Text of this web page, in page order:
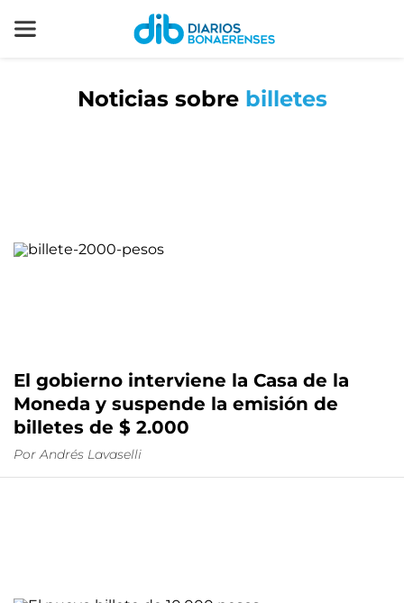
Noticias sobre billetes
El gobierno interviene la Casa de la
Moneda y suspende la emisión de
billetes de $ 2.000
Por Andrés Lavaselli